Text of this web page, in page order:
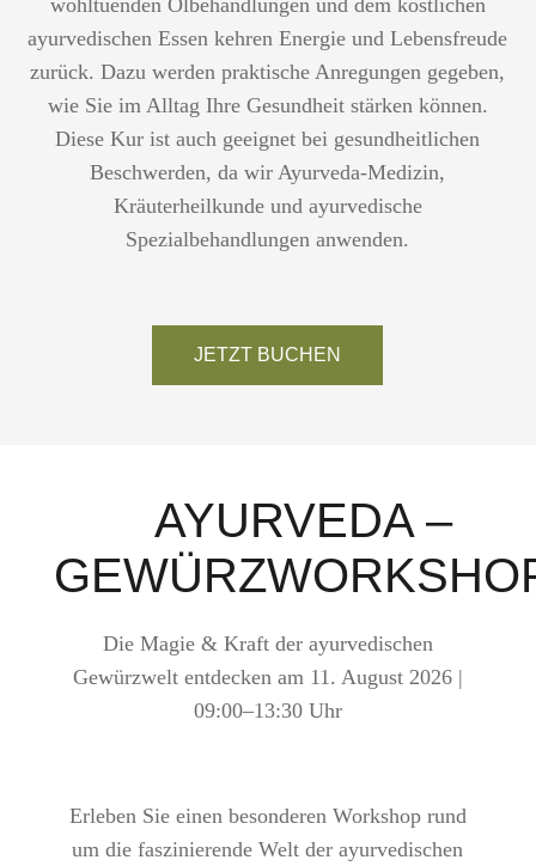
ayurvedischen Essen kehren Energie und Lebensfreude
zurück. Dazu werden praktische Anregungen gegeben,
wie Sie im Alltag Ihre Gesundheit stärken können.
Diese Kur ist auch geeignet bei gesundheitlichen
Beschwerden, da wir Ayurveda-Medizin,
Kräuterheilkunde und ayurvedische
Spezialbehandlungen anwenden.
JETZT BUCHEN
AYURVEDA –
Die Magie & Kraft der ayurvedischen
Gewürzwelt entdecken am 11. August 2026 |
09:00–13:30 Uhr
Erleben Sie einen besonderen Workshop rund
um die faszinierende Welt der ayurvedischen